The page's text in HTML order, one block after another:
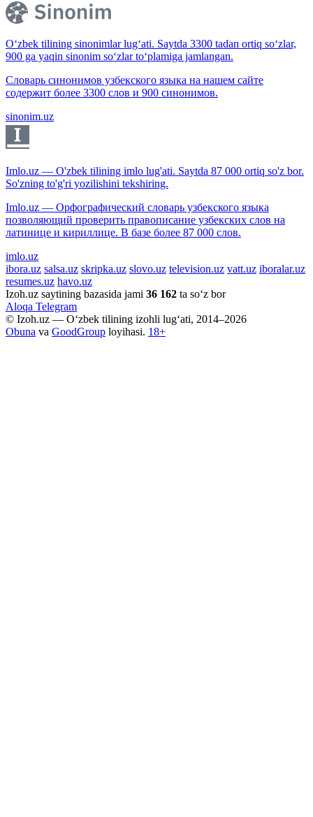
O‘zbek tilining sinonimlar lug‘ati. Saytda 3300 tadan ortiq so‘zlar,
900 ga yaqin sinonim so‘zlar to‘plamiga jamlangan.
Словарь синонимов узбекского языка на нашем сайте
содержит более 3300 слов и 900 синонимов.
sinonim.uz
Imlo.uz — O'zbek tilining imlo lug'ati. Saytda 87 000 ortiq so'z bor.
So'zning to'g'ri yozilishini tekshiring.
Imlo.uz — Орфографический словарь узбекского языка
позволяющий проверить правописание узбекских слов на
латинице и кириллице. В базе более 87 000 слов.
imlo.uz
ibora.uz salsa.uz skripka.uz slovo.uz television.uz vatt.uz iboralar.uz
resumes.uz havo.uz
Izoh.uz saytining bazasida jami 36 162 ta so‘z bor
Aloqa Telegram
© Izoh.uz — O‘zbek tilining izohli lug‘ati, 2014–2026
Obuna va GoodGroup loyihasi. 18+